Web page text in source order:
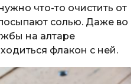
что-то очистить от
солью. Даже во
на алтаре
флакон с ней.